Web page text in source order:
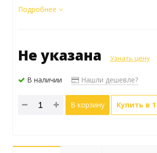
Подробнее
Не указана Узнать цену
В наличии Нашли дешевле?
В корзину Купить в